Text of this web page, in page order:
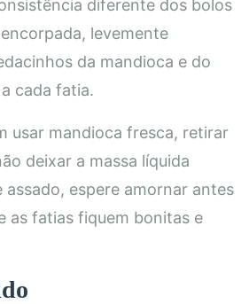
diferente dos bolos
levemente
da mandioca e do
cada fatia.
usar mandioca fresca, retirar
deixar a massa líquida
assado, espere amornar antes
as fatias fiquem bonitas e